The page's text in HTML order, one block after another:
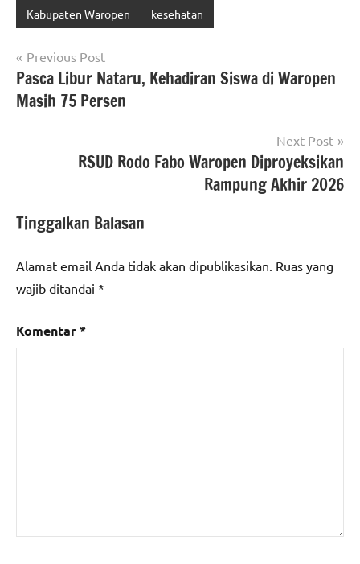
Kabupaten Waropen kesehatan
Navigasi
pos
Previous Post
Pasca Libur Nataru, Kehadiran Siswa di Waropen
Masih 75 Persen
Next Post
RSUD Rodo Fabo Waropen Diproyeksikan
Rampung Akhir 2026
Tinggalkan Balasan
Alamat email Anda tidak akan dipublikasikan. Ruas yang
wajib ditandai *
Komentar*